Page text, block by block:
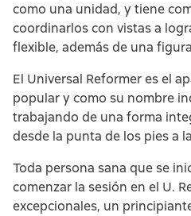
como una unidad, y tiene
coordinarlos con vistas a
flexible, además de una
El Universal Reformer es el
popular y como su nombre
trabajando de una forma
desde la punta de los pies a
Toda persona sana que se
comenzar la sesión en el U.
excepcionales, un